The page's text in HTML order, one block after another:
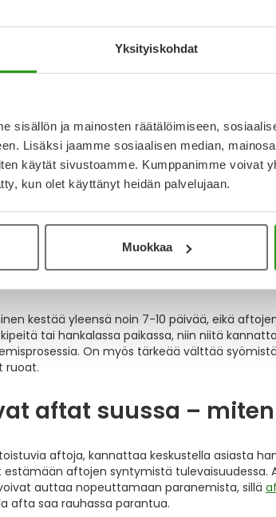
Yksityiskohdat
sisällön ja mainosten räätälöimiseen,
Lisäksi jaamme sosiaalisen median,
käytät sivustoamme. Kumppanimme voivat
kun olet käyttänyt heidän palvelujaan.
Muokkaa
ilman reseptiä olemassakotihoitokeinoja, jotka
.
Hyvä suuhygienia on myös tärkeä
kipua.
- hoito – miten
kielessä tai muussa hankalassa paikassa,
jonka kätevä annostelupullo helpottaa
muodostama suojaava kalvo nopeuttaa
voi valita esimerkiksi
hellävaraisen geelin,
ja ennaltaehkäisy
kestää yleensä noin 7-10 päivää, eikä
tai hankalassa paikassa, niin niitä
On myös tärkeää välttää
ruoat.
aftat suussa –
aftoja, kannattaa keskustella asiasta
aftojen syntymistä
auttaa nopeuttamaan paranemista, sillä
afta saa rauhassa parantua.